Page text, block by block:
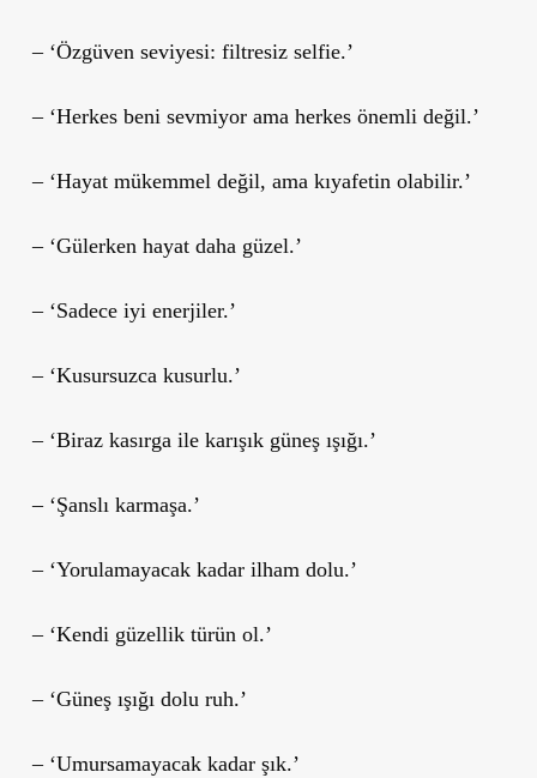
– ‘Özgüven seviyesi: filtresiz selfie.’
– ‘Herkes beni sevmiyor ama herkes önemli değil.’
– ‘Hayat mükemmel değil, ama kıyafetin olabilir.’
– ‘Gülerken hayat daha güzel.’
– ‘Sadece iyi enerjiler.’
– ‘Kusursuzca kusurlu.’
– ‘Biraz kasırga ile karışık güneş ışığı.’
– ‘Şanslı karmaşa.’
– ‘Yorulamayacak kadar ilham dolu.’
– ‘Kendi güzellik türün ol.’
– ‘Güneş ışığı dolu ruh.’
– ‘Umursamayacak kadar şık.’